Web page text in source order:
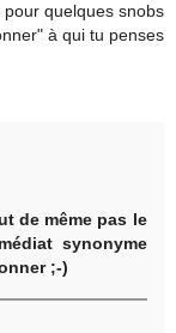
quelques snobs
à qui tu penses
de même pas le
synonyme
;-)